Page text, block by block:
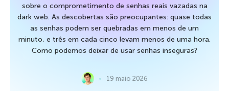
sobre o comprometimento de senhas reais vazadas na
dark web. As descobertas são preocupantes: quase todas
as senhas podem ser quebradas em menos de um
minuto, e três em cada cinco levam menos de uma hora.
Como podemos deixar de usar senhas inseguras?
19 maio 2026